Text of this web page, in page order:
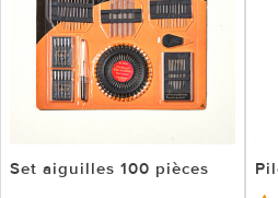
Set aiguilles 100 pièces